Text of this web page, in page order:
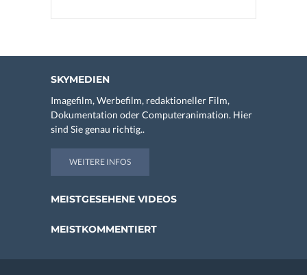
SKYMEDIEN
Imagefilm, Werbefilm, redaktioneller Film,
Dokumentation oder Computeranimation. Hier
sind Sie genau richtig..
WEITERE INFOS
MEISTGESEHENE VIDEOS
MEISTKOMMENTIERT